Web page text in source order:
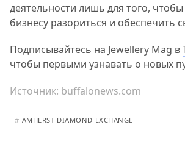
деятельности лишь для того,
бизнесу разориться и обеспечить
Подписывайтесь на Jewellery Mag в
чтобы первыми узнавать о новых
Источник: buffalonews.com
# AMHERST DIAMOND EXCHANGE